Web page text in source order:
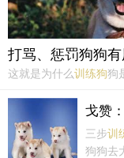
打骂、惩罚狗狗
这就是为什么训练狗狗
话，如果狗狗感到走
出现狗咬人的情况，
戈赞
三步训
狗狗去